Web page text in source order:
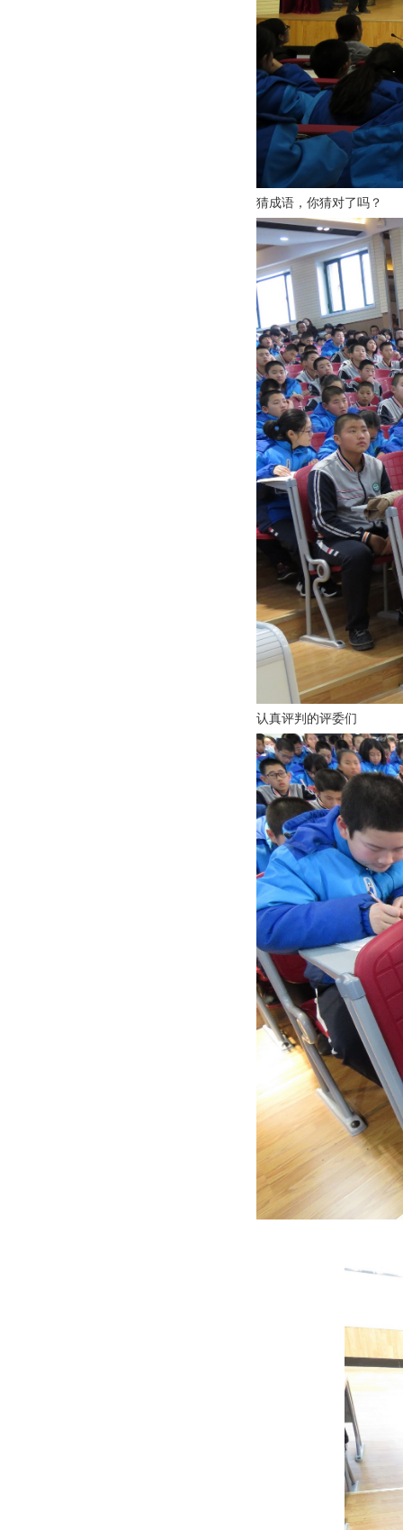
猜成语，你猜对了吗？
认真评判的评委们